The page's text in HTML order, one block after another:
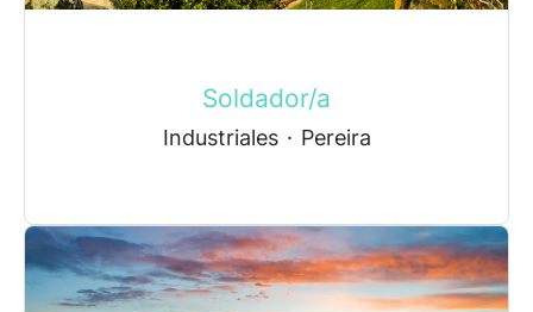
Soldador/a
Industriales · Pereira